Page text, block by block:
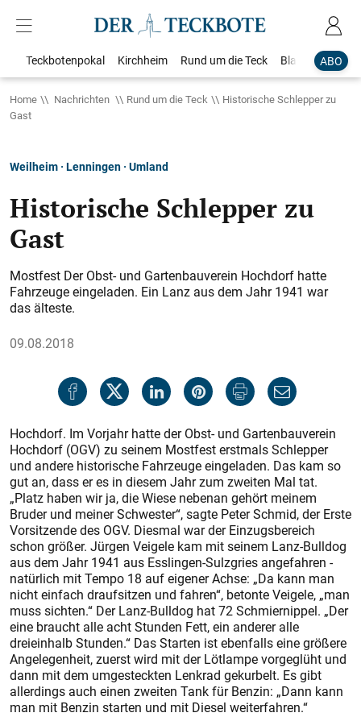
ABO
Teckbotenpokal Kirchheim Rund um die Teck Blaulicht
Home Nachrichten Rund um die Teck
Historische Schlepper zu
Gast
Weilheim · Lenningen · Umland
Historische Schlepper zu
Gast
Mostfest Der Obst- und Gartenbauverein Hochdorf hatte
Fahrzeuge eingeladen. Ein Lanz aus dem Jahr 1941 war
das älteste.
09.08.2018
Hochdorf. Im Vorjahr hatte der Obst- und Gartenbauverein
Hochdorf (OGV) zu seinem Mostfest erstmals Schlepper
und andere historische Fahrzeuge eingeladen. Das kam so
gut an, dass er es in diesem Jahr zum zweiten Mal tat.
„Platz haben wir ja, die Wiese nebenan gehört meinem
Bruder und meiner Schwester“, sagte Peter Schmid, der Erste
Vorsitzende des OGV. Diesmal war der Einzugsbereich
schon größer. Jürgen Veigele kam mit seinem Lanz-Bulldog
aus dem Jahr 1941 aus Esslingen-Sulzgries angefahren -
natürlich mit Tempo 18 auf eigener Achse: „Da kann man
nicht einfach draufsitzen und fahren“, betonte Veigele, „man
muss sichten.“ Der Lanz-Bulldog hat 72 Schmiernippel. „Der
eine braucht alle acht Stunden Fett, ein anderer alle
dreieinhalb Stunden.“ Das Starten ist ebenfalls eine größere
Angelegenheit, zuerst wird mit der Lötlampe vorgeglüht und
dann mit dem umgesteckten Lenkrad gekurbelt. Es gibt
allerdings auch einen zweiten Tank für Benzin: „Dann kann
man mit Benzin starten und mit Diesel weiterfahren.“